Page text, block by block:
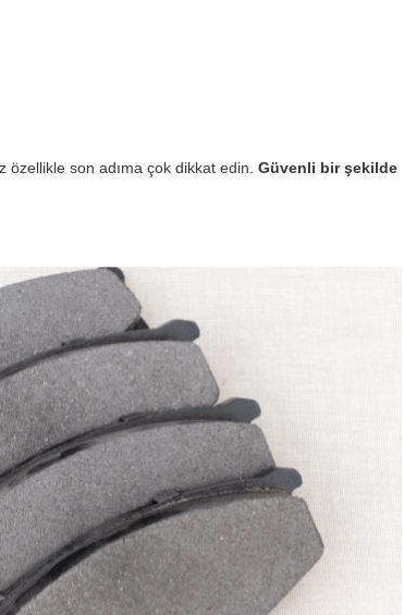
özellikle son adıma çok dikkat edin. Güvenli bir şekilde